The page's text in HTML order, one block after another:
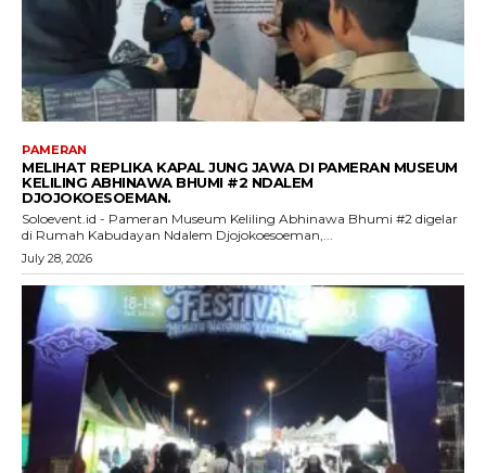
PAMERAN
MELIHAT REPLIKA KAPAL JUNG JAWA DI PAMERAN MUSEUM
KELILING ABHINAWA BHUMI #2 NDALEM
DJOJOKOESOEMAN.
Soloevent.id - Pameran Museum Keliling Abhinawa Bhumi #2 digelar
di Rumah Kabudayan Ndalem Djojokoesoeman,...
July 28, 2026